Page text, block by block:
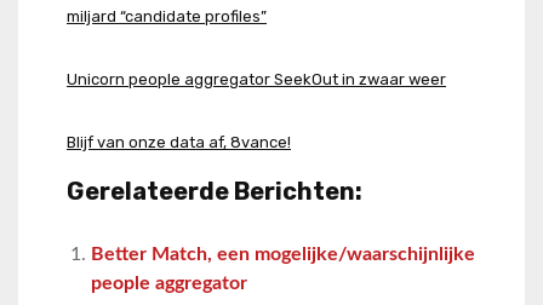
miljard “candidate profiles”
Unicorn people aggregator SeekOut in zwaar weer
Blijf van onze data af, 8vance!
Gerelateerde Berichten:
Better Match, een mogelijke/waarschijnlijke
people aggregator